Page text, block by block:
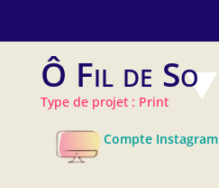
Ô Fil de So
Type de projet : Print
Compte Instagram